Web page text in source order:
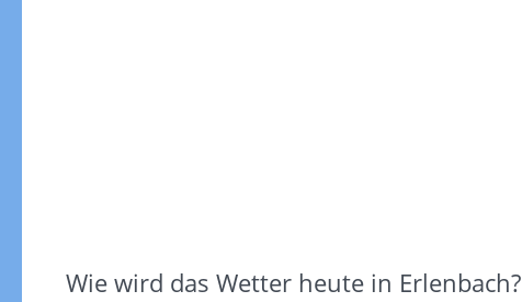
Wie wird das Wetter heute in Erlenbach?